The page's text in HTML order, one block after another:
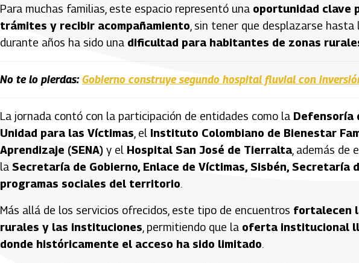
Para muchas familias, este espacio representó una oportunidad clave
trámites y recibir acompañamiento , sin tener que desplazarse
durante años ha sido una dificultad para habitantes de zonas
No te lo pierdas: Gobierno construye segundo hospital fluvial con
La jornada contó con la participación de entidades como la Defensoría
Unidad para las Víctimas , el Instituto Colombiano de Bienestar
Aprendizaje (SENA) y el Hospital San José de Tierralta , además
la Secretaría de Gobierno, Enlace de Víctimas, Sisbén, Secretaría
programas sociales del territorio.
Más allá de los servicios ofrecidos, este tipo de encuentros fortalecen
rurales y las instituciones , permitiendo que la oferta institucional
donde históricamente el acceso ha sido limitado.